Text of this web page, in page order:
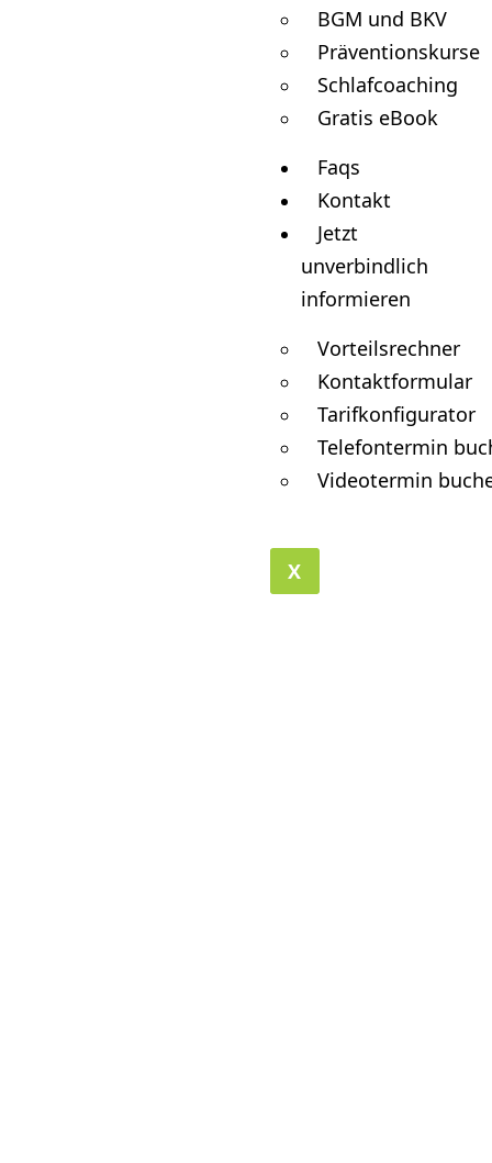
BGM und BKV
Präventionskurse
Schlafcoaching
Gratis eBook
Faqs
Kontakt
Jetzt
unverbindlich
informieren
Vorteilsrechner
Kontaktformular
Tarifkonfigurator
Telefontermin
Videotermin
X